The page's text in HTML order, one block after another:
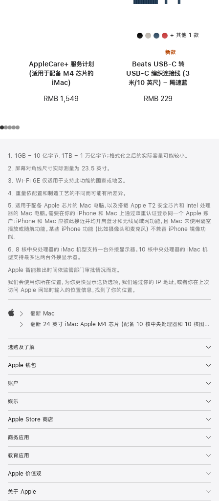
AppleCare+ 服务计划
(适用于配备 M4 芯片的
iMac)
RMB 1,549
+ 其他 1 款
新款
Beats USB-C 转
USB-C 编织连接线 (3
米/10 英尺) – 飚速蓝
RMB 229
页
脚
注
1. 1GB = 10 亿字节，1TB = 1 万亿字节；格式化之后的实际容量可能较小。
2. 屏幕对角线尺寸实际测量为 23.5 英寸。
3. Wi-Fi 6E 仅适用于支持此功能的国家或地区。
4. 重量依配置和制造工艺的不同而可能有所差异。
5. 适用于配备 Apple 芯片的 Mac 电脑，以及搭载 Apple T2 安全芯片和 Intel 处理
器的 Mac 电脑。需要在你的 iPhone 和 Mac 上通过双重认证登录同一个 Apple 账
户；iPhone 和 Mac 应彼此接近并均开启蓝牙和无线局域网功能，且 Mac 未使用隔空
播放或随航功能。某些 iPhone 功能 (比如摄像头和麦克风) 不兼容 iPhone 镜像功
能。
6. 8 核中央处理器的 iMac 机型支持一台外接显示器。10 核中央处理器的 iMac 机
型支持最多达两台外接显示器。
Apple 智能推出时间依监管部门审批情况而定。
我们会使用你所在位置，为你更快显示送货选项。我们通过你的 IP 地址，或者你在上次
访问 Apple 网站时输入的位置信息，找到了你的位置。
Apple
翻新 Mac
翻新 24 英寸 iMac Apple M4 芯片 (配备 10 核中央处理器和 10 核图形处理器) 以及千兆以太网端口和纳米纹理玻璃面板 - 蓝色
选购及了解
Apple 钱包
账户
娱乐
Apple Store 商店
商务应用
教育应用
Apple 价值观
关于 Apple